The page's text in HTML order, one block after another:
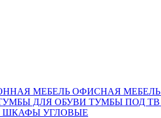
МЕБЕЛЬ ОФИСНАЯ МЕБЕЛЬ
ДЛЯ ОБУВИ ТУМБЫ ПОД ТВ
ШКАФЫ УГЛОВЫЕ